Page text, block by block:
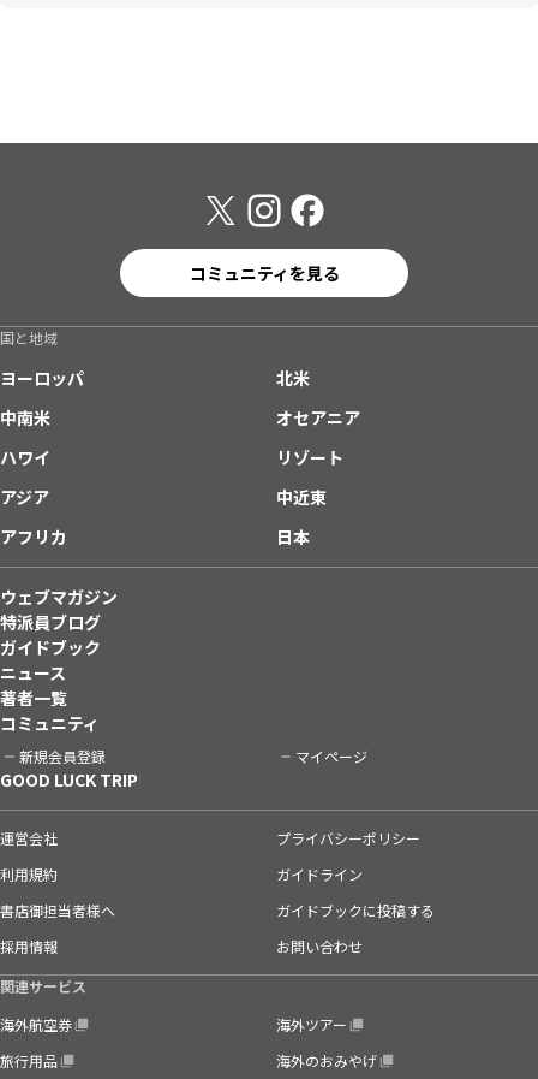
コミュニティを見る
国と地域
ヨーロッパ
北米
中南米
オセアニア
ハワイ
リゾート
アジア
中近東
アフリカ
日本
ウェブマガジン
特派員ブログ
ガイドブック
ニュース
著者一覧
コミュニティ
新規会員登録 マイページ
GOOD LUCK TRIP
運営会社
プライバシーポリシー
利用規約
ガイドライン
書店御担当者様へ
ガイドブックに投稿する
採用情報
お問い合わせ
関連サービス
海外航空券
海外ツアー
旅行用品
海外のおみやげ